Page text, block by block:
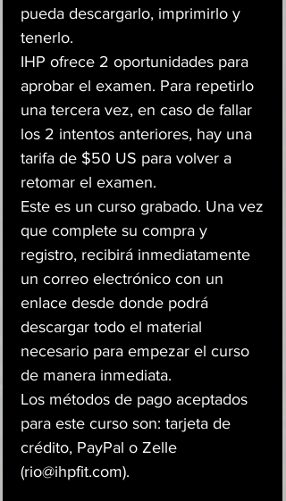
pueda descargarlo, imprimirlo y
tenerlo.
IHP ofrece 2 oportunidades para
aprobar el examen. Para repetirlo
una tercera vez, en caso de fallar
los 2 intentos anteriores, hay una
tarifa de $50 US para volver a
retomar el examen.
Este es un curso grabado. Una vez
que complete su compra y
registro, recibirá inmediatamente
un correo electrónico con un
enlace desde donde podrá
descargar todo el material
necesario para empezar el curso
de manera inmediata.
Los métodos de pago aceptados
para este curso son: tarjeta de
crédito, PayPal o Zelle
(rio@ihpfit.com).